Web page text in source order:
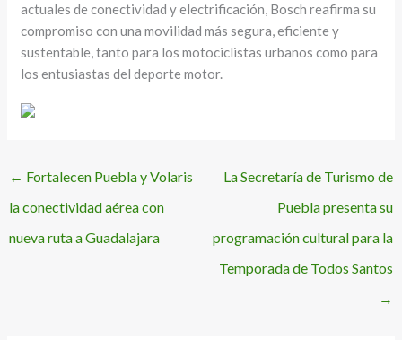
actuales de conectividad y electrificación, Bosch reafirma su
compromiso con una movilidad más segura, eficiente y
sustentable, tanto para los motociclistas urbanos como para
los entusiastas del deporte motor.
← Fortalecen Puebla y Volaris
la conectividad aérea con
nueva ruta a Guadalajara
La Secretaría de Turismo de
Puebla presenta su
programación cultural para la
Temporada de Todos Santos
→